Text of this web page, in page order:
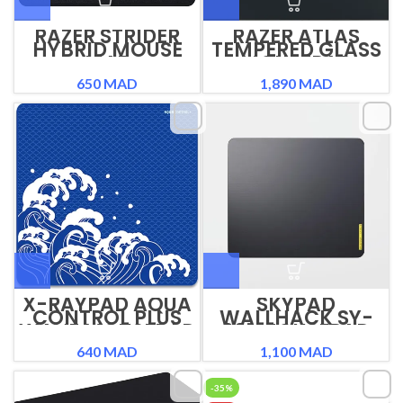
RAZER STRIDER
HYBRID MOUSE
MAT
650 MAD
RAZER ATLAS
TEMPERED GLASS
MOUSEPAD
1,890 MAD
X-RAYPAD AQUA
CONTROL PLUS
WAVE MOUSEPAD
640 MAD
SKYPAD
WALLHACK SY-
001 MOUSEPAD
1,100 MAD
-35%